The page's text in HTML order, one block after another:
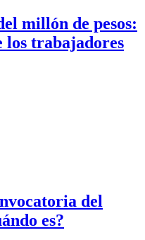
millón de pesos:
los trabajadores
del
es?